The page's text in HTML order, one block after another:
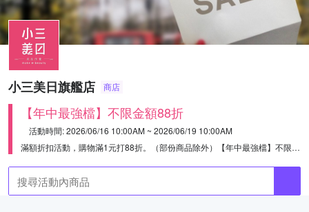
小三美日旗艦店 商店
【年中最強檔】不限金額88折
活動時間: 2026/06/16 10:00AM ~ 2026/06/19 10:00AM
滿額折扣活動，購物滿1元打88折。（部份商品除外）
【年中最強檔】不限金額88折※不累計，部分特價品不列入折扣